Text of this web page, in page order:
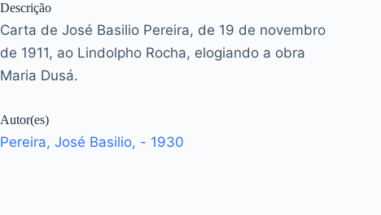
Descrição
Carta de José Basilio Pereira, de 19 de novembro
de 1911, ao Lindolpho Rocha, elogiando a obra
Maria Dusá.
Autor(es)
Pereira, José Basilio, - 1930